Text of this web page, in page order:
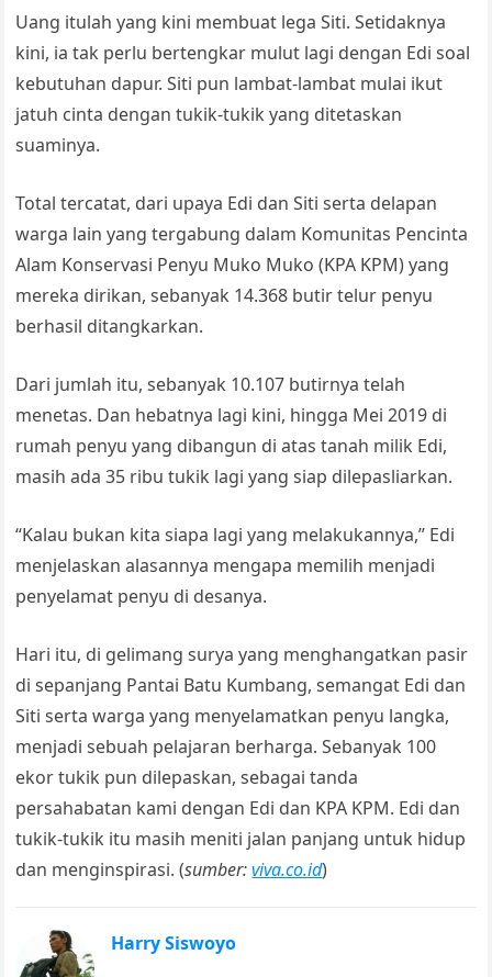
Uang itulah yang kini membuat lega Siti. Setidaknya
kini, ia tak perlu bertengkar mulut lagi dengan Edi soal
kebutuhan dapur. Siti pun lambat-lambat mulai ikut
jatuh cinta dengan tukik-tukik yang ditetaskan
suaminya.
Total tercatat, dari upaya Edi dan Siti serta delapan
warga lain yang tergabung dalam Komunitas Pencinta
Alam Konservasi Penyu Muko Muko (KPA KPM) yang
mereka dirikan, sebanyak 14.368 butir telur penyu
berhasil ditangkarkan.
Dari jumlah itu, sebanyak 10.107 butirnya telah
menetas. Dan hebatnya lagi kini, hingga Mei 2019 di
rumah penyu yang dibangun di atas tanah milik Edi,
masih ada 35 ribu tukik lagi yang siap dilepasliarkan.
“Kalau bukan kita siapa lagi yang melakukannya,” Edi
menjelaskan alasannya mengapa memilih menjadi
penyelamat penyu di desanya.
Hari itu, di gelimang surya yang menghangatkan pasir
di sepanjang Pantai Batu Kumbang, semangat Edi dan
Siti serta warga yang menyelamatkan penyu langka,
menjadi sebuah pelajaran berharga. Sebanyak 100
ekor tukik pun dilepaskan, sebagai tanda
persahabatan kami dengan Edi dan KPA KPM. Edi dan
tukik-tukik itu masih meniti jalan panjang untuk hidup
dan menginspirasi. (sumber:viva.co.id)
Harry Siswoyo